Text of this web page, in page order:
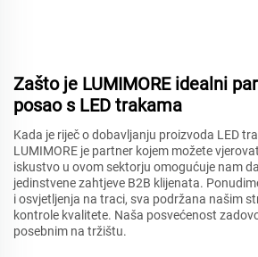
Zašto je LUMIMORE idealni
posao s LED trakama
Kada je riječ o dobavljanju proizvoda LED
LUMIMORE je partner kojem možete
iskustvo u ovom sektorju omogućuje nam
jedinstvene zahtjeve B2B klijenata.
i osvjetljenja na traci, sva podržana našim
kontrole kvalitete. Naša posvećenost
posebnim na tržištu.